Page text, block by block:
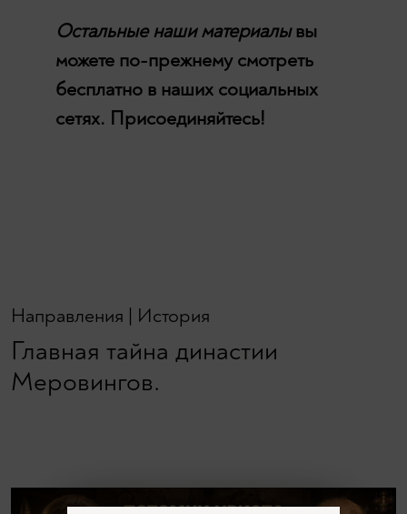
Остальные наши материалывы
можете по-прежнему смотреть
бесплатно в наших социальных
сетях. Присоединяйтесь!
Направления История
Главная тайна династии
Меровингов.